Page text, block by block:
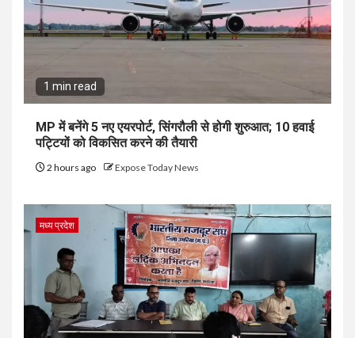
1 min read
MP में बनेंगे 5 नए एयरपोर्ट, सिंगरौली से होगी शुरुआत; 10 हवाई
पट्टियों को विकसित करने की तैयारी
2 hours ago Expose Today News
मध्य प्रदेश